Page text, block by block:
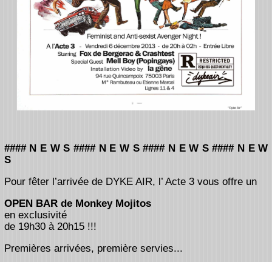
#### N E W S #### N E W S #### N E W S #### N E W
S
Pour fêter l’arrivée de DYKE AIR, l’ Acte 3 vous offre un
OPEN BAR de Monkey Mojitos
en exclusivité
de 19h30 à 20h15 !!!
Premières arrivées, première servies...